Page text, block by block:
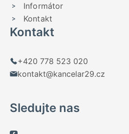
Informátor
Kontakt
Kontakt
+420 778 523 020
kontakt@kancelar29.cz
Sledujte nas